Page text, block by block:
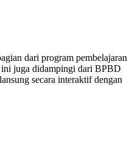
dari program pembelajaran
ini juga didampingi dari BPBD
secara interaktif dengan